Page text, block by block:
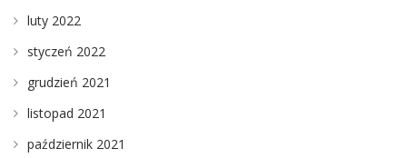
luty 2022
styczeń 2022
grudzień 2021
listopad 2021
październik 2021